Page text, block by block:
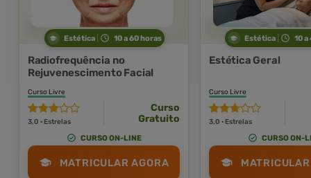
Estética 10 a 60 horas
Radiofrequência no
Rejuvenescimento Facial
Curso Livre
3,0 · Estrelas
Curso
Gratuito
CURSO ON-LINE
MATRICULAR AGORA
Estética 10
Estética Geral
Curso Livre
3,0 · Estrelas
CURSO ON-